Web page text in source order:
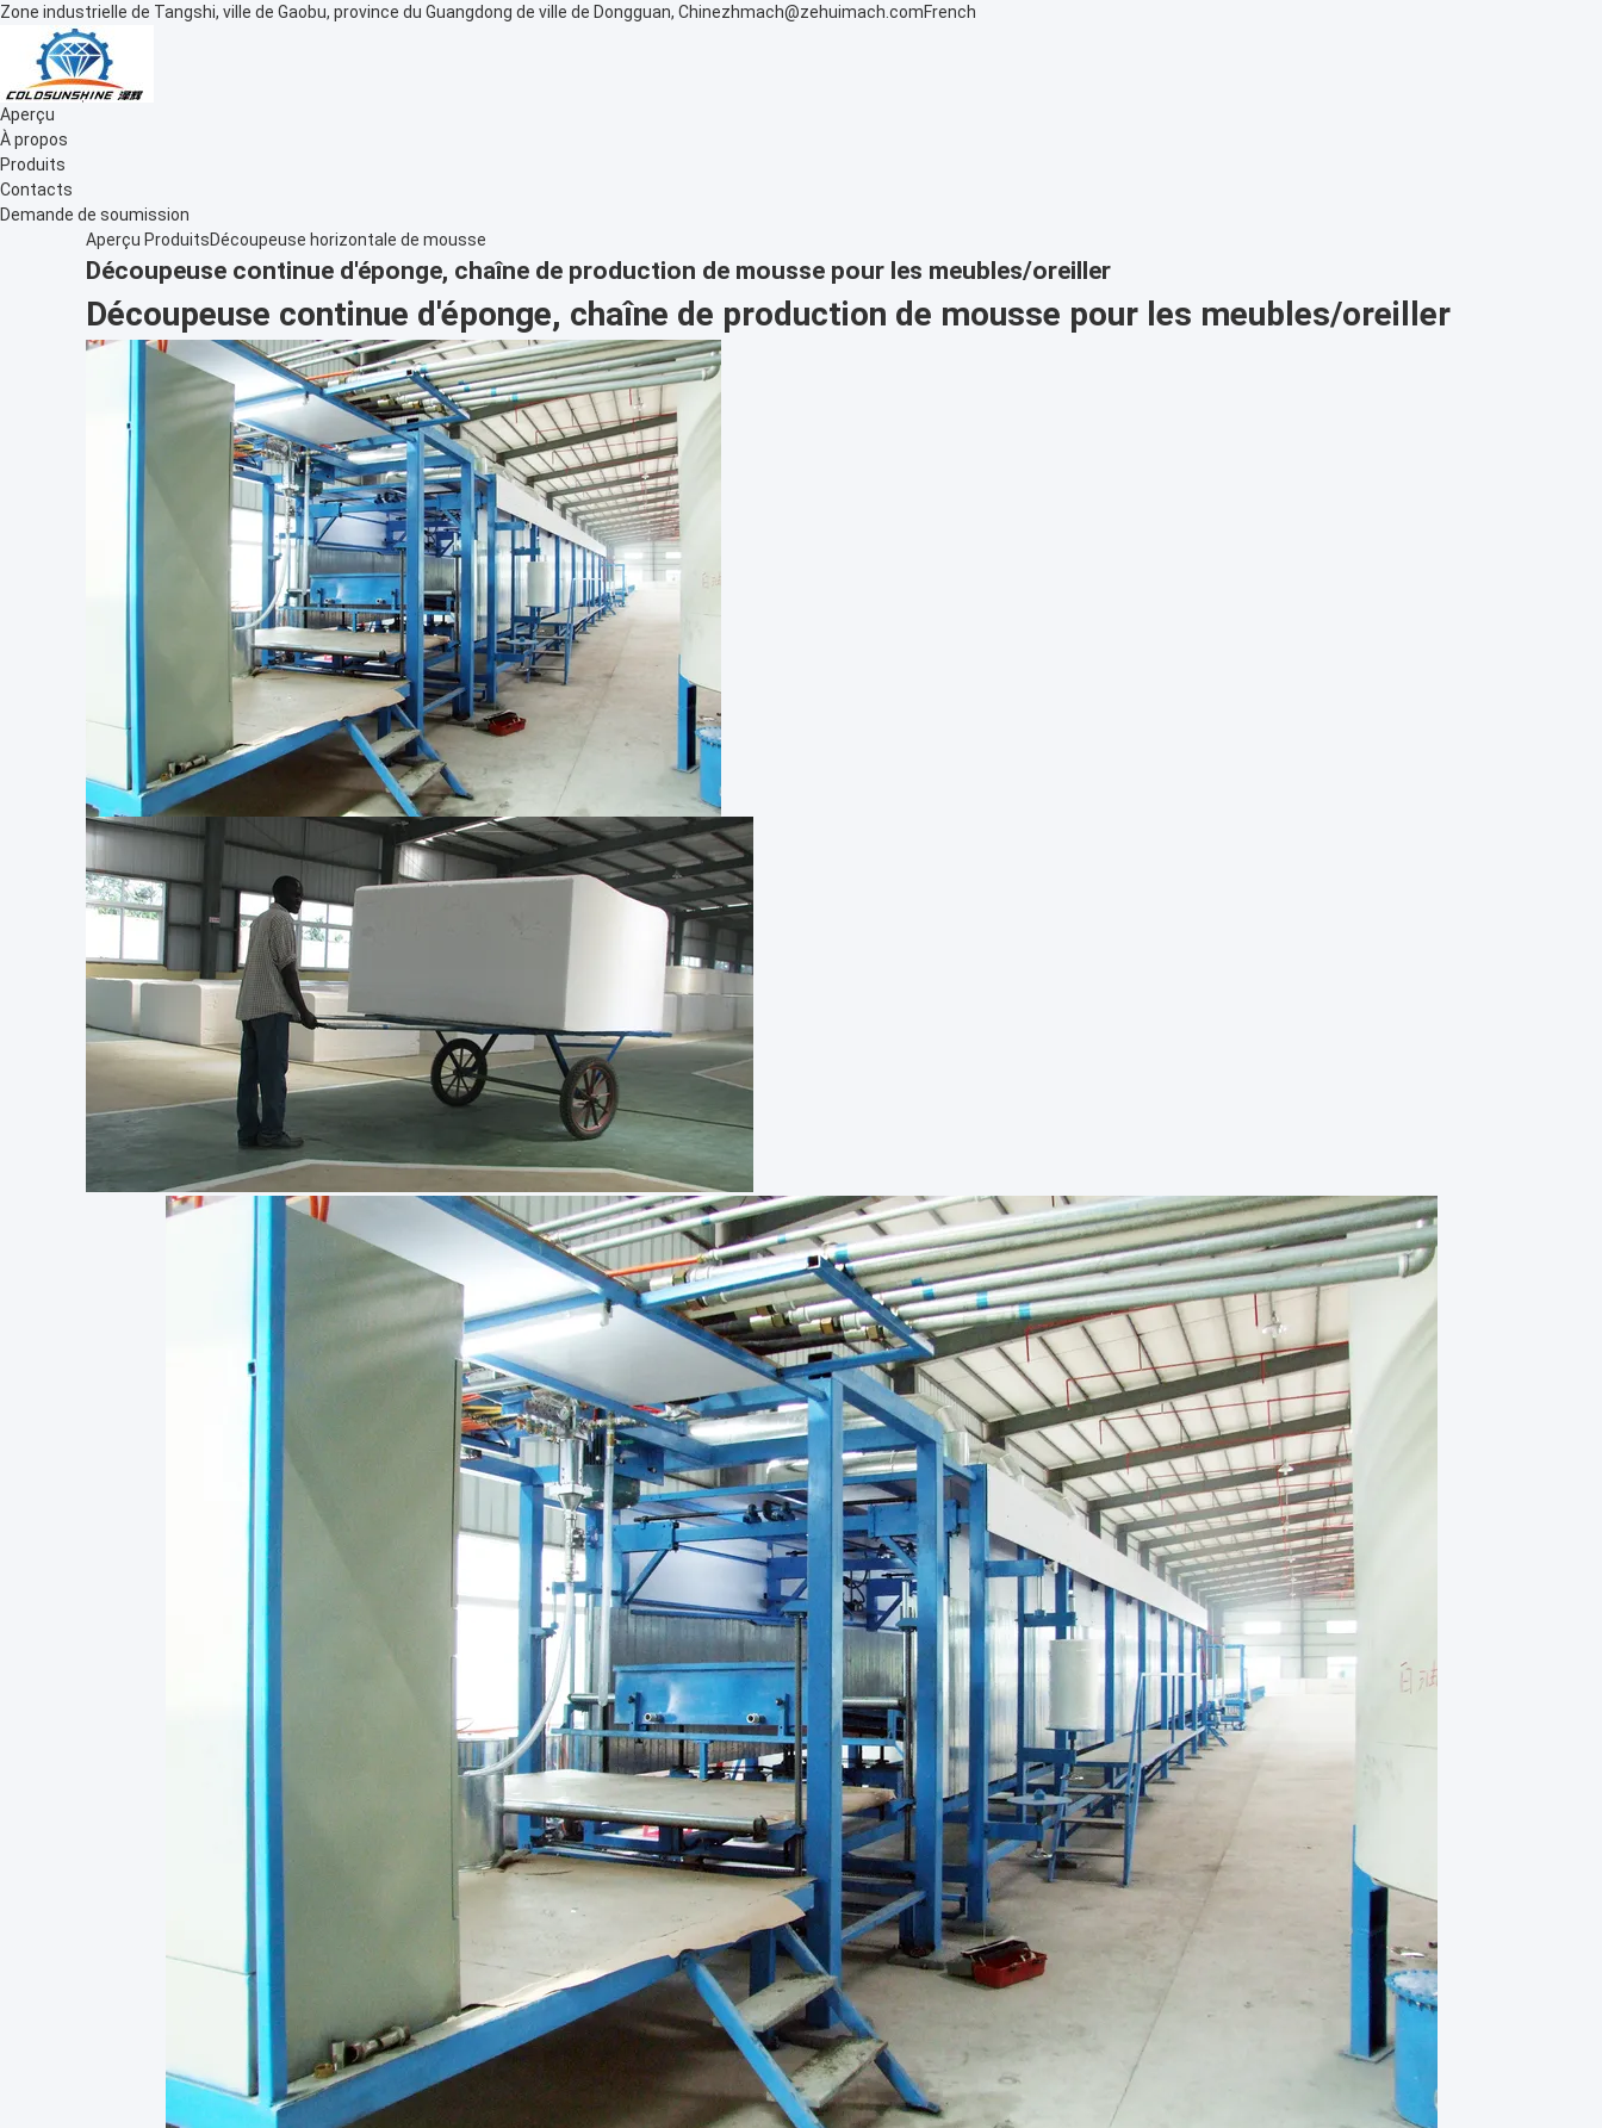
Zone industrielle de Tangshi, ville de Gaobu, province du Guangdong de ville de Dongguan, Chinezhmach@zehuimach.comFrench
Aperçu
À propos
Produits
Contacts
Demande de soumission
Aperçu ProduitsDécoupeuse horizontale de mousse
Découpeuse continue d'éponge, chaîne de production de mousse pour les meubles/oreiller
Découpeuse continue d'éponge, chaîne de production de mousse pour les meubles/oreiller